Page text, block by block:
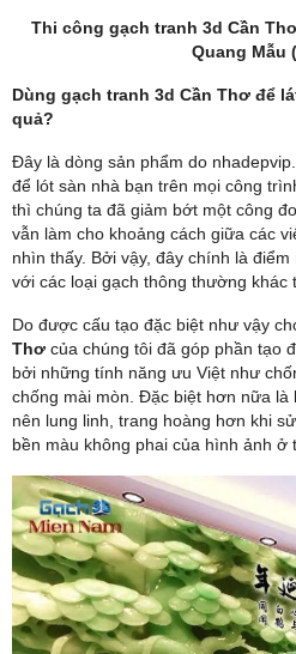
Thi công gạch tranh 3d Cần
Quang Mẫu
Dùng gạch tranh 3d Cần Thơ để
quả?
Đây là dòng sản phẩm do
để lót sàn nhà bạn trên mọi công
thì chúng ta đã giảm bớt một công
vẫn làm cho khoảng cách giữa các
nhìn thấy. Bởi vậy, đây chính là
với các loại gạch thông thường khác
Do được cấu tạo đặc biệt như vậy
Thơ của chúng tôi đã góp phần tạo
bởi những tính năng ưu Việt như
chống mài mòn. Đặc biệt hơn nữa là
nên lung linh, trang hoàng hơn khi
bền màu không phai của hình ảnh ở